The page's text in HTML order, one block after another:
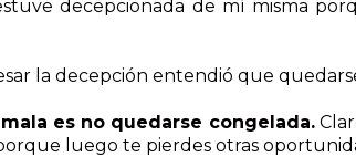
decepcionada de mí misma
la decepción entendió que
es no quedarse congelada.
luego te pierdes otras